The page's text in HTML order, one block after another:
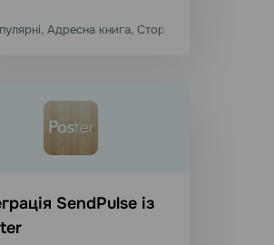
Адресна книга, Сторонні,
SendPulse із